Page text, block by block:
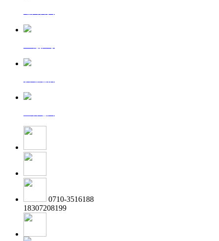
0710-3516188
18307208199